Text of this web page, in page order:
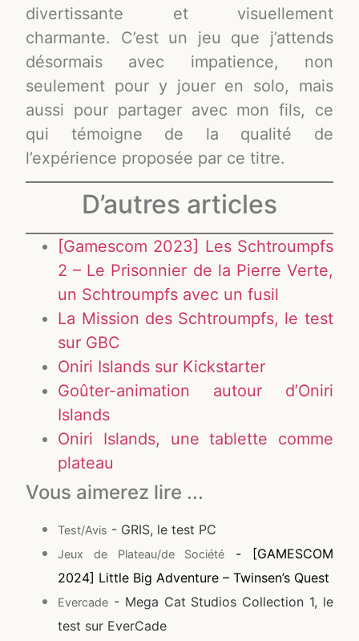
divertissante et visuellement
charmante. C’est un jeu que j’attends
désormais avec impatience, non
seulement pour y jouer en solo, mais
aussi pour partager avec mon fils, ce
qui témoigne de la qualité de
l’expérience proposée par ce titre.
D’autres articles
[Gamescom 2023] Les Schtroumpfs
2 – Le Prisonnier de la Pierre Verte,
un Schtroumpfs avec un fusil
La Mission des Schtroumpfs, le test
sur GBC
Oniri Islands sur Kickstarter
Goûter-animation autour d’Oniri
Islands
Oniri Islands, une tablette comme
plateau
Vous aimerez lire ...
Test/Avis - GRIS, le test PC
Jeux de Plateau/de Société
- [GAMESCOM
2024] Little Big Adventure – Twinsen’s Quest
Evercade - Mega Cat Studios Collection 1, le
test sur EverCade